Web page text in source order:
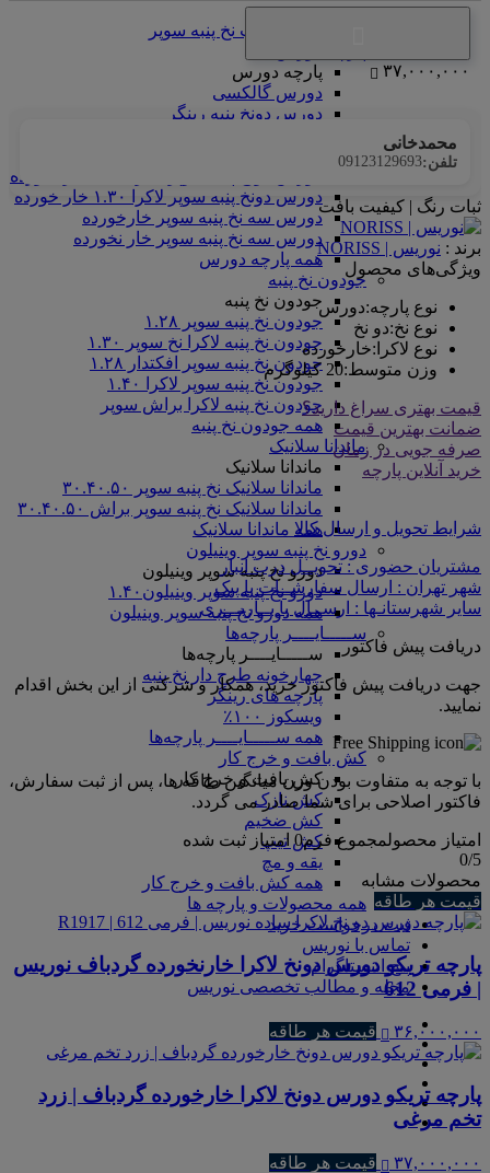
سوپر
همه فانریپ نخ پنبه سوپر
پارچه دورس
دورس گالکسی
دورس دونخ پنبه رینگر
دورس دونخ پنبه سوپر لاکرا ۱.۳۰ خار خورده
دورس سه نخ پنبه سوپر خارخورده
دورس سه نخ پنبه سوپر خار نخورده
همه پارچه دورس
جودون نخ پنبه
جودون نخ پنبه
جودون نخ پنبه سوپر ۱.۲۸
جودون نخ پنبه لاکرا نخ سوپر ۱.۳۰
جودون نخ پنبه سوپر افکتدار ۱.۲۸
جودون نخ پنبه سوپر لاکرا ۱.۴۰
جودون نخ پنبه لاکرا براش سوپر
همه جودون نخ پنبه
ماندانا سلانیک
ماندانا سلانیک
ماندانا سلانیک نخ پنبه سوپر ۳۰.۴۰.۵۰
ماندانا سلانیک نخ پنبه سوپر براش ۳۰.۴۰.۵۰
همه ماندانا سلانیک
دورو نخ پنبه سوپر وینیلون
دورو نخ پنبه سوپر وینیلون
دورو نخ پنبه سوپر وینیلون۱.۴۰
همه دورو نخ پنبه سوپر وینیلون
ســـــایــــر پارچه‌ها
ســـــایــــر پارچه‌ها
چهارخونه طرح دار نخ پنبه
پارچه های رینگر
ویسکوز ۱۰۰٪
همه ســـــایــــر پارچه‌ها
کش بافت و خرج کار
کش بافت و خرج کار
کش نازک
کش ضخیم
کش تیپ
یقه و مچ
همه کش بافت و خرج کار
همه محصولات و پارچه ها
ثبت درخواست خرید
تماس با نوریس
پیج اینستاگرام
مجله و مطالب تخصصی نوریس
۳۷,۰۰۰,۰۰۰
محمدخانی
تلفن:09123129693
ثبات رنگ | کیفیت بافت
برند : نوریس | NORISS
ویژگی‌های محصول
نوع پارچه:دورس
نوع نخ:دو نخ
نوع لاکرا :خارخورده
وزن متوسط:20 کیلوگرم
قیمت بهتری سراغ دارید؟
ضمانت بهترین قیمت
صرفه جویی در زمان
خرید آنلاین پارچه
شرایط تحویل و ارسال کالا
مشتریان حضوری : تحویــل درب انبار
شهر تهران : ارسال سفارشــات با پیک
سایر شهرستانـها : ارســال با بــاربـــری
دریافت پیش فاکتور
جهت دریافت پیش فاکتور خرید، همکار و شرکتی از این بخش اقدام
نمایید.
با توجه به متفاوت بودن وزن میانگین طاقه ها، پس از ثبت سفارش،
فاکتور اصلاحی برای شما صادر می گردد.
امتیاز محصولمجموع فرم0امتیاز ثبت شده
0/5
محصولات مشابه
قیمت هر طاقه
پارچه تریکو دورس دونخ لاکرا خارنخورده گردباف نوریس
| فرمی 612
۳۶,۰۰۰,۰۰۰ قیمت هر طاقه
پارچه تریکو دورس دونخ لاکرا خارخورده گردباف | زرد
تخم مرغی
۳۷,۰۰۰,۰۰۰ قیمت هر طاقه